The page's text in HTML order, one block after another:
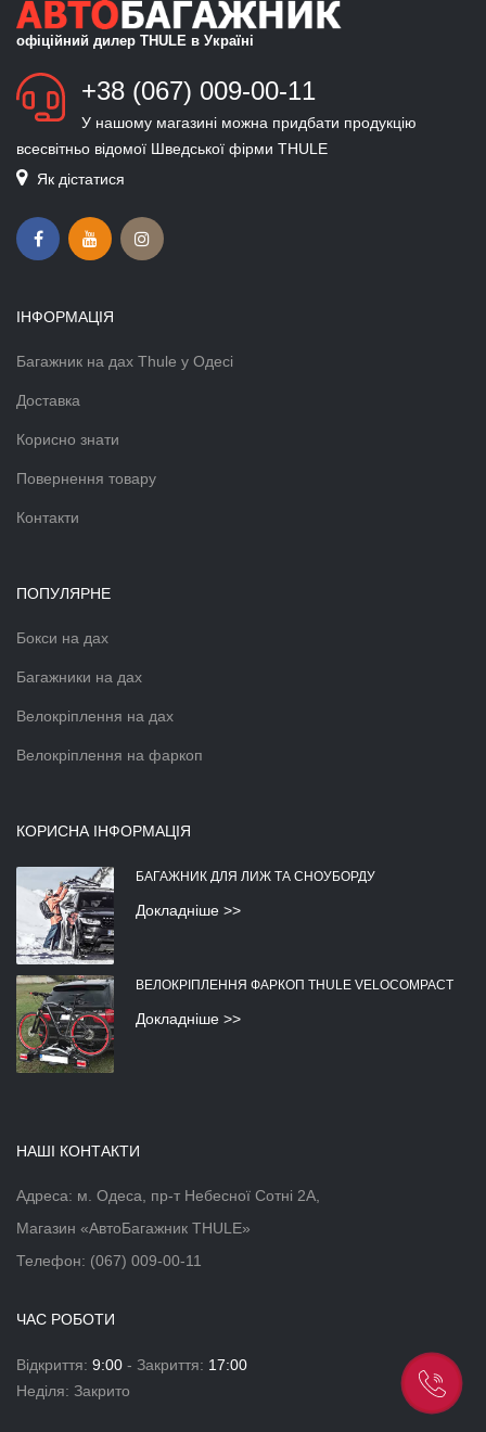
офіційний дилер THULE в Україні
+38 (067) 009-00-11
У нашому магазині можна придбати продукцію
всесвітньо відомої Шведської фірми THULE
Як дістатися
ІНФОРМАЦІЯ
Багажник на дах Thule у Одесі
Доставка
Корисно знати
Повернення товару
Контакти
ПОПУЛЯРНЕ
Бокси на дах
Багажники на дах
Велокріплення на дах
Велокріплення на фаркоп
КОРИСНА ІНФОРМАЦІЯ
БАГАЖНИК ДЛЯ ЛИЖ ТА СНОУБОРДУ
Докладніше >>
ВЕЛОКРІПЛЕННЯ ФАРКОП THULE VELOCOMPACT
Докладніше >>
НАШІ КОНТАКТИ
Адреса: м. Одеса, пр-т Небесної Сотні 2А,
Магазин «АвтоБагажник THULE»
Телефон: (067) 009-00-11
ЧАС РОБОТИ
Відкриття: 9:00 - Закриття: 17:00
Неділя: Закрито